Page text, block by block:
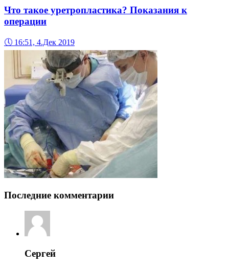
Что такое уретропластика? Показания к
операции
🕔 16:51, 4.Дек 2019
Последние комментарии
Сергей